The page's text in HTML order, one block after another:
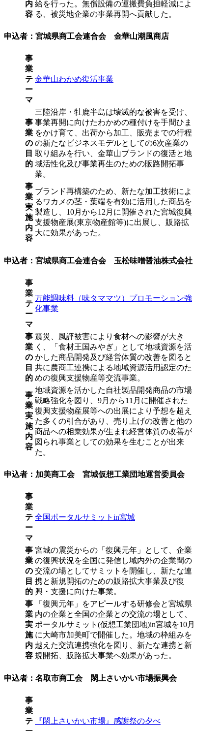
内
容
給を行った。無償設備の運搬費負担軽減によ
る、被災地企業の事業再開へ貢献した。
申込者：宮城県商工会連合会 金華山潮風商店
事
業
テ
ー
マ
金華山わかめ復活事業
事
業
の
目
的
三陸沿岸・牡鹿半島は壊滅的な被害を受け、
事業再開に向けたわかめの種付けを手間ひま
をかけ育て、出荷から加工、販売までの行程
の新たなビジネスモデルとしての6次産業の
取り組みを行い、金華山ブランドの復活と地
域活性化及び事業再生のための販路開拓事
業。
事
業
実
施
内
容
ブランド再構築のため、新たな加工技術によ
るワカメの茎・葉端を有効に活用した商品を
製造し、10月から12月に開催された宮城復興
支援物産展(東京物産館等)に出展し、販路拡
大に効果があった。
申込者：宮城県商工会連合会 玉松味噌醤油株式会社
事
業
テ
ー
マ
万能調味料（味タママツ）プロモーション強
化事業
事
業
の
目
的
震災、風評被害により食材への影響が大き
く、「食材王国みやぎ」として地域資源を活
かした商品開発及び経営体質の改善を図ると
共に農商工連携による地域資源活用認定のた
めの復興支援物産等交流事業。
事
業
実
施
内
容
地域資源を活かした自社製品開発商品の市場
戦略強化を図り、9月から11月に開催された
復興支援物産展等への出展により予想を超え
た多くの引合があり、売り上げの改善と他の
商品への相乗効果が生まれ経営体質の改善が
図られ事業としての効果を生むことが出来
た。
申込者：加美商工会 宮城仮想工業団地運営委員会
事
業
テ
ー
マ
全国ポータルサミットin宮城
事
業
の
目
的
宮城の震災からの「復興元年」として、企業
の復興状況を全国に発信し域内外の企業間の
交流の場としてサミットを開催し、新たな連
携と新規開拓のための販路拡大事業及び復
興・支援に向けた事業。
事
業
実
施
内
容
「復興元年」をアピールする研修会と宮城県
内の企業と全国の企業との交流の場として、
ポータルサミット(仮想工業団地)in宮城を10月
に大崎市加美町で開催した。地域の枠組みを
越えた交流連携強化を図り、新たな連携と新
規開拓、販路拡大事業へ効果があった。
申込者：名取市商工会 閖上さいかい市場振興会
事
業
テ
『閖上さいかい市場』感謝祭の夕べ